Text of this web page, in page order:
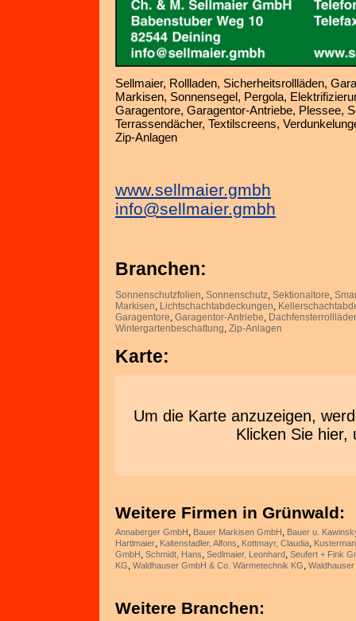
Sellmaier, Rollladen, Sicherheitsrollläden,
Markisen, Sonnensegel, Pergola,
Garagentore, Garagentor-Antriebe, Plessee,
Terrassendächer, Textilscreens,
Zip-Anlagen
www.sellmaier.gmbh
info@sellmaier.gmbh
Branchen:
Sonnenschutzfolien Sonnenschutz Sektionaltore
Markisen Lichtschachtabdeckungen
Garagentore Garagentor-Antriebe
Wintergartenbeschattung Zip-Anlagen
Karte:
Um die Karte anzuzeigen,
Klicken Sie hier,
Weitere Firmen in Grünwald:
Annaberger GmbH Bauer Markisen GmbH
Bauer u.
Hartlmaier Kaltenstadler, Alfons Kottmayr, Claudia
GmbH Schmidt, Hans Sedlmaier, Leonhard Seufert + Fink
KG Waldhauser GmbH & Co. Wärmetechnik KG Waldhauser
Weitere Branchen: